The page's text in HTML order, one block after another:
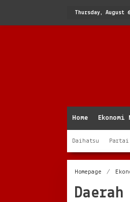
Thursday, August
Home Ekonomi
Daihatsu
Homepage /